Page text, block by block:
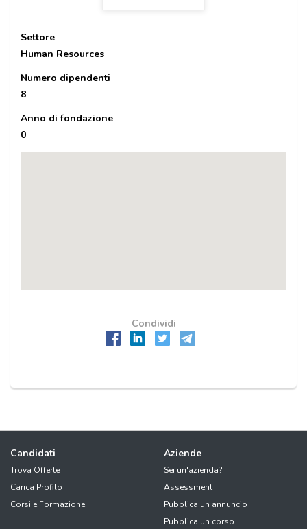
Settore
Human Resources
Numero dipendenti
8
Anno di fondazione
0
Condividi
Candidati
Trova Offerte
Carica Profilo
Corsi e Formazione
Aziende
Sei un'azienda?
Assessment
Pubblica un annuncio
Pubblica un corso